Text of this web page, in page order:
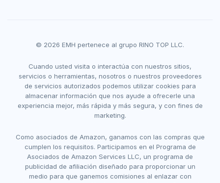
© 2026 EMH pertenece al grupo RINO TOP LLC.
Cuando usted visita o interactúa con nuestros sitios,
servicios o herramientas, nosotros o nuestros proveedores
de servicios autorizados podemos utilizar cookies para
almacenar información que nos ayude a ofrecerle una
experiencia mejor, más rápida y más segura, y con fines de
marketing.
Como asociados de Amazon, ganamos con las compras que
cumplen los requisitos. Participamos en el Programa de
Asociados de Amazon Services LLC, un programa de
publicidad de afiliación diseñado para proporcionar un
medio para que ganemos comisiones al enlazar con